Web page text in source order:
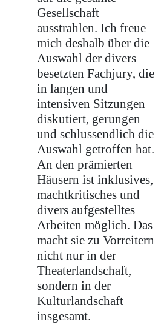
Gesellschaft
ausstrahlen. Ich freue
mich deshalb über die
Auswahl der divers
besetzten Fachjury, die
in langen und
intensiven Sitzungen
diskutiert, gerungen
und schlussendlich die
Auswahl getroffen hat.
An den prämierten
Häusern ist inklusives,
machtkritisches und
divers aufgestelltes
Arbeiten möglich. Das
macht sie zu Vorreitern
nicht nur in der
Theaterlandschaft,
sondern in der
Kulturlandschaft
insgesamt.